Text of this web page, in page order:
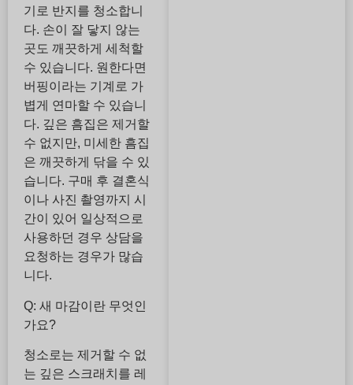
기로 반지를 청소합니
다. 손이 잘 닿지 않는
곳도 깨끗하게 세척할
수 있습니다. 원한다면
버핑이라는 기계로 가
볍게 연마할 수 있습니
다. 깊은 흠집은 제거할
수 없지만, 미세한 흠집
은 깨끗하게 닦을 수 있
습니다. 구매 후 결혼식
이나 사진 촬영까지 시
간이 있어 일상적으로
사용하던 경우 상담을
요청하는 경우가 많습
니다.
Q: 새 마감이란 무엇인
가요?
청소로는 제거할 수 없
는 깊은 스크래치를 레